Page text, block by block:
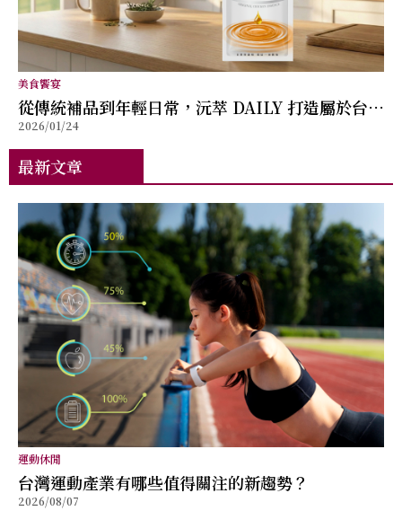
美食饗宴
從傳統補品到年輕日常，沅萃 DAILY 打造屬於台灣
的滴雞精新形象
2026/01/24
最新文章
運動休閒
台灣運動產業有哪些值得關注的新趨勢？
2026/08/07